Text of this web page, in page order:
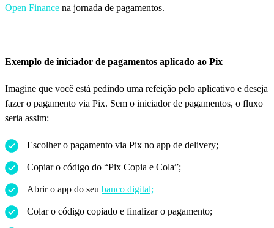
Open Finance na jornada de pagamentos.
Exemplo de iniciador de pagamentos aplicado ao Pix
Imagine que você está pedindo uma refeição pelo aplicativo e deseja
fazer o pagamento via Pix. Sem o iniciador de pagamentos, o fluxo
seria assim:
Escolher o pagamento via Pix no app de delivery;
Copiar o código do “Pix Copia e Cola”;
Abrir o app do seu banco digital;
Colar o código copiado e finalizar o pagamento;